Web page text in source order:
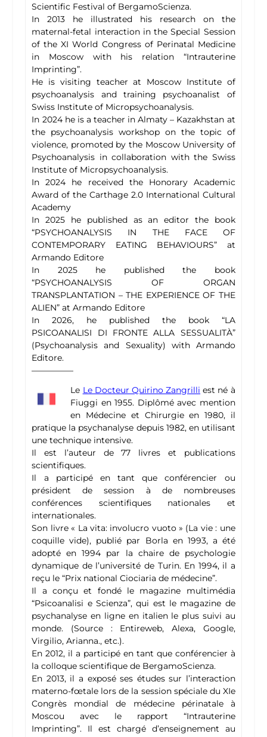
Scientific Festival of BergamoScienza.
In 2013 he illustrated his research on the
maternal-fetal interaction in the Special Session
of the XI World Congress of Perinatal Medicine
in Moscow with his relation “Intrauterine
Imprinting”.
He is visiting teacher at Moscow Institute of
psychoanalysis and training psychoanalist of
Swiss Institute of Micropsychoanalysis.
In 2024 he is a teacher in Almaty – Kazakhstan at
the psychoanalysis workshop on the topic of
violence, promoted by the Moscow University of
Psychoanalysis in collaboration with the Swiss
Institute of Micropsychoanalysis.
In 2024 he received the Honorary Academic
Award of the Carthage 2.0 International Cultural
Academy
In 2025 he published as an editor the book
“PSYCHOANALYSIS IN THE FACE OF
CONTEMPORARY EATING BEHAVIOURS” at
Armando Editore
In 2025 he published the book
“PSYCHOANALYSIS OF ORGAN
TRANSPLANTATION – THE EXPERIENCE OF THE
ALIEN” at Armando Editore
In 2026, he published the book “LA
PSICOANALISI DI FRONTE ALLA SESSUALITÀ”
(Psychoanalysis and Sexuality) with Armando
Editore.
—————
Le Le Docteur Quirino Zangrilli est né à
Fiuggi en 1955. Diplômé avec mention
en Médecine et Chirurgie en 1980, il
pratique la psychanalyse depuis 1982, en utilisant
une technique intensive.
Il est l’auteur de 77 livres et publications
scientifiques.
Il a participé en tant que conférencier ou
président de session à de nombreuses
conférences scientifiques nationales et
internationales.
Son livre « La vita: involucro vuoto » (La vie : une
coquille vide), publié par Borla en 1993, a été
adopté en 1994 par la chaire de psychologie
dynamique de l’université de Turin. En 1994, il a
reçu le “Prix national Ciociaria de médecine”.
Il a conçu et fondé le magazine multimédia
“Psicoanalisi e Scienza”, qui est le magazine de
psychanalyse en ligne en italien le plus suivi au
monde. (Source : Entireweb, Alexa, Google,
Virgilio, Arianna., etc.).
En 2012, il a participé en tant que conférencier à
la colloque scientifique de BergamoScienza.
En 2013, il a exposé ses études sur l’interaction
materno-fœtale lors de la session spéciale du XIe
Congrès mondial de médecine périnatale à
Moscou avec le rapport “Intrauterine
Imprinting”. Il est chargé d’enseignement au